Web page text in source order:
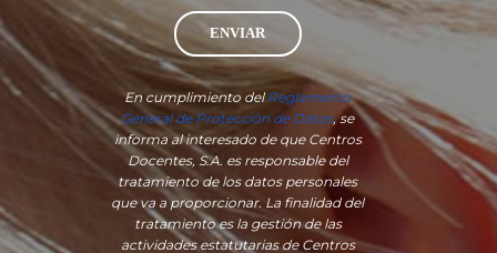
ENVIAR
En cumplimiento delReglamento
General de Protección de Datos, se
informa al interesado de que Centros
Docentes, S.A. es responsable del
tratamiento de los datos personales
que va a proporcionar. La finalidad del
tratamiento es la gestión de las
actividades estatutarias de Centros